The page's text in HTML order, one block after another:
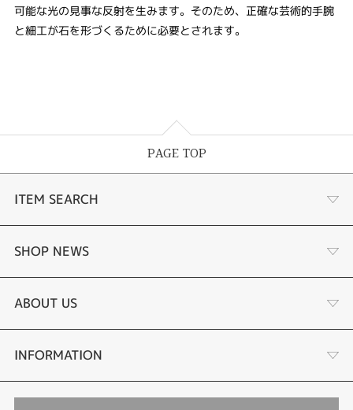
可能な光の見事な反射を生みます。そのため、正確な芸術的手腕
と細工が石を形づくるために必要とされます。
PAGE TOP
ITEM SEARCH
商品一覧
婚約指輪
結婚指輪
ブランドリスト
SHOP NEWS
リフォーム
金・プラチナ買取り
金属アレルギーお悩み相談
ABOUT US
会社概要
INFORMATION